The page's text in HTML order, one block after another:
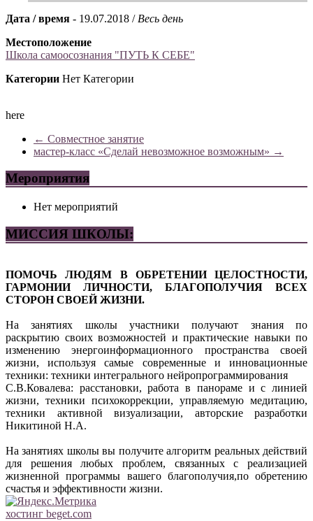
Дата / время - 19.07.2018 / Весь день
Местоположение
Школа самоосознания "ПУТЬ К СЕБЕ"
Категории Нет Категории
here
← Совместное занятие
мастер-класс «Сделай невозможное возможным» →
Мероприятия
Нет мероприятий
МИССИЯ ШКОЛЫ:
ПОМОЧЬ ЛЮДЯМ В ОБРЕТЕНИИ ЦЕЛОСТНОСТИ,
ГАРМОНИИ ЛИЧНОСТИ, БЛАГОПОЛУЧИЯ ВСЕХ
СТОРОН СВОЕЙ ЖИЗНИ.
На занятиях школы участники получают знания по
раскрытию своих возможностей и практические навыки по
изменению энергоинформационного пространства своей
жизни, используя самые современные и инновационные
техники: техники интегрального нейропрограммирования
С.В.Ковалева: расстановки, работа в панораме и с линией
жизни, техники психокоррекции, управляемую медитацию,
техники активной визуализации, авторские разработки
Никитиной Н.А.
На занятиях школы вы получите алгоритм реальных действий
для решения любых проблем, связанных с реализацией
жизненной программы вашего благополучия,по обретению
счастья и эффективности жизни.
хостинг beget.com